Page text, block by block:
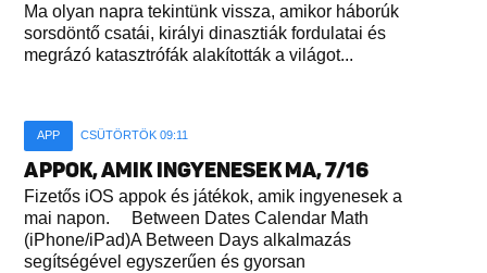
Ma olyan napra tekintünk vissza, amikor háborúk
sorsdöntő csatái, királyi dinasztiák fordulatai és
megrázó katasztrófák alakították a világot...
APP CSÜTÖRTÖK 09:11
APPOK, AMIK INGYENESEK MA, 7/16
Fizetős iOS appok és játékok, amik ingyenesek a
mai napon. Between Dates Calendar Math
(iPhone/iPad)A Between Days alkalmazás
segítségével egyszerűen és gyorsan